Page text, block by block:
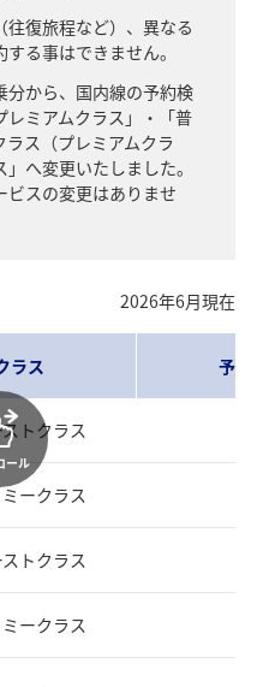
復旅程など）、異なる
る事はできません。
から、国内線の予約検
ミアムクラス」・「普
ス（プレミアムクラ
へ変更いたしました。
ビスの変更はありませ
2026年6月現在
ラス 予
トクラス
ークラス
トクラス
ークラス
ール